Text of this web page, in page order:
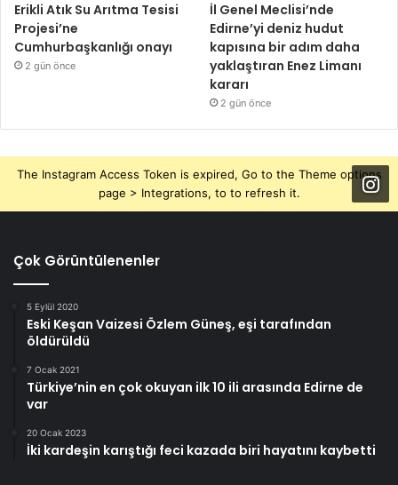
Erikli Atık Su Arıtma Tesisi
Projesi’ne
Cumhurbaşkanlığı onayı
2 gün önce
İl Genel Meclisi’nde
Edirne’yi deniz hudut
kapısına bir adım daha
yaklaştıran Enez Limanı
kararı
2 gün önce
The Instagram Access Token is expired, Go to the Theme options
page > Integrations, to to refresh it.
Çok Görüntülenenler
5 Eylül 2020
Eski Keşan Vaizesi Özlem Güneş, eşi tarafından
öldürüldü
7 Ocak 2021
Türkiye’nin en çok okuyan ilk 10 ili arasında Edirne de
var
20 Ocak 2023
İki kardeşin karıştığı feci kazada biri hayatını kaybetti